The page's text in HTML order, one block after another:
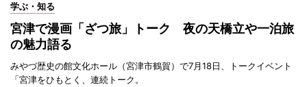
学ぶ・知る
宮津で漫画「ざつ旅」トーク 夜の天橋立や一泊旅
の魅力語る
みやづ歴史の館文化ホール（宮津市鶴賀）で7月18日、トークイベント
「宮津をひもとく、連続トーク。